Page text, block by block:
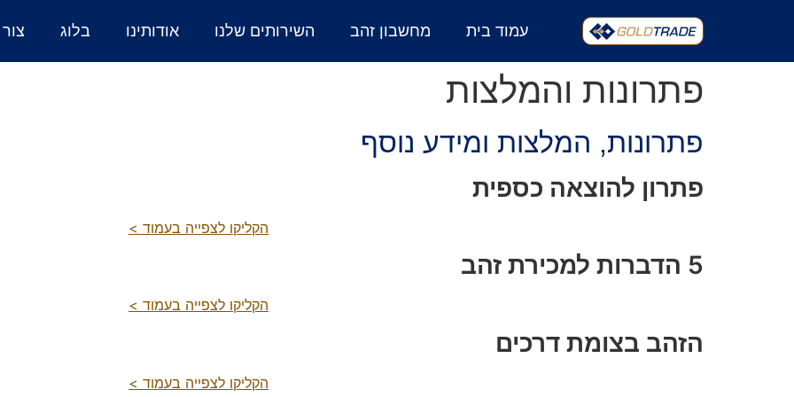
עמוד בית מחשבון זהב השירותים שלנו אודותינו בלוג
פתרונות והמלצות
פתרונות, המלצות ומידע נוסף
פתרון להוצאה כספית
הקליקו לצפייה בעמוד >
5 הדברות למכירת זהב
הקליקו לצפייה בעמוד >
הזהב בצומת דרכים
הקליקו לצפייה בעמוד >